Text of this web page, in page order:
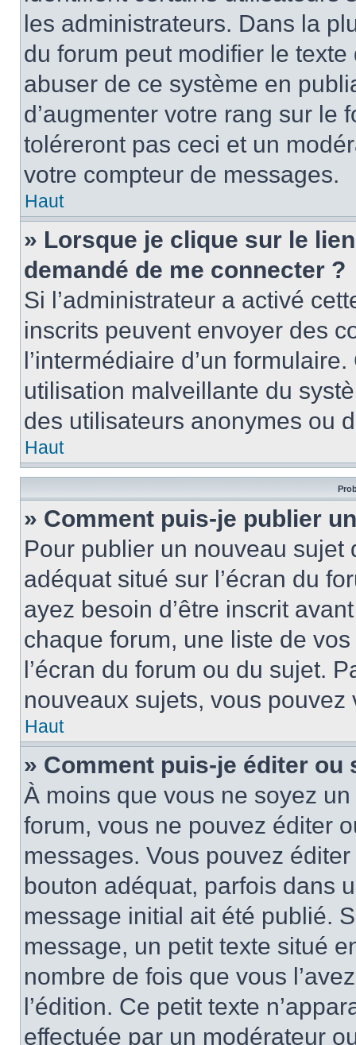
les administrateurs. Dans la
du forum peut modifier le
abuser de ce système en
d’augmenter votre rang sur le
toléreront pas ceci et un
votre compteur de messages.
Haut
» Lorsque je clique sur le
demandé de me connecter ?
Si l’administrateur a activé
inscrits peuvent envoyer des
l’intermédiaire d’un
utilisation malveillante du
des utilisateurs anonymes ou
Haut
» Comment puis-je publier
Pour publier un nouveau
adéquat situé sur l’écran du
ayez besoin d’être inscrit
chaque forum, une liste de
l’écran du forum ou du sujet.
nouveaux sujets, vous
Haut
» Comment puis-je éditer
À moins que vous ne soyez
forum, vous ne pouvez éditer
messages. Vous pouvez
bouton adéquat, parfois dans
message initial ait été publié.
message, un petit texte situé
nombre de fois que vous
l’édition. Ce petit texte
effectuée par un modérateur